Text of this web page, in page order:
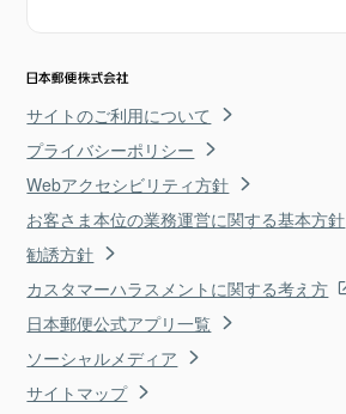
サイトのご利用について
プライバシーポリシー
Webアクセシビリティ方針
お客さま本位の業務運営に関する基本方針
勧誘方針
カスタマーハラスメントに関する考え方
日本郵便公式アプリ一覧
ソーシャルメディア
サイトマップ